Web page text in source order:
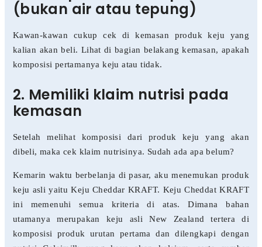
(bukan air atau tepung)
Kawan-kawan cukup cek di kemasan produk keju yang
kalian akan beli. Lihat di bagian belakang kemasan, apakah
komposisi pertamanya keju atau tidak.
2. Memiliki klaim nutrisi pada
kemasan
Setelah melihat komposisi dari produk keju yang akan
dibeli, maka cek klaim nutrisinya. Sudah ada apa belum?
Kemarin waktu berbelanja di pasar, aku menemukan produk
keju asli yaitu Keju Cheddar KRAFT. Keju Cheddat KRAFT
ini memenuhi semua kriteria di atas. Dimana bahan
utamanya merupakan keju asli New Zealand tertera di
komposisi produk urutan pertama dan dilengkapi dengan